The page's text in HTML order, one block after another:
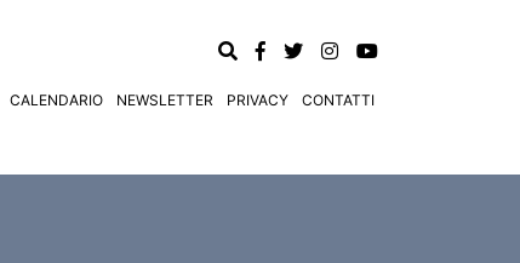
CALENDARIO NEWSLETTER PRIVACY CONTATTI